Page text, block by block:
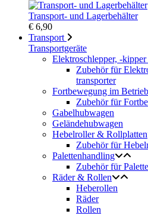
Transport- und Lagerbehälter
€ 6,90
Transport
Transportgeräte
Elektroschlepper, -
Zubehör für
transporter
Fortbewegung im Betrieb
Zubehör für
Gabelhubwagen
Geländehubwagen
Hebelroller & Rollplatten
Zubehör für
Palettenhandling
Zubehör für
Räder & Rollen
Heberollen
Räder
Rollen